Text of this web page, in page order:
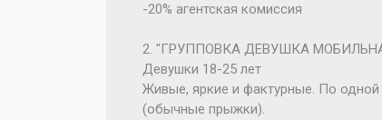
-20% агентская комиссия
2. "ГРУППОВКА ДЕВУШКА
Девушки 18-25 лет
Живые, яркие и фактурные. По одной
(обычные прыжки).